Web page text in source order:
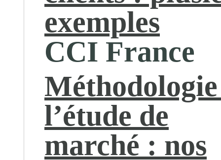
exemples
CCI France
l’étude de
marché : nos